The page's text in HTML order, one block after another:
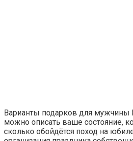
Варианты подарков для мужчины
можно описать ваше состояние,
сколько обойдётся поход на